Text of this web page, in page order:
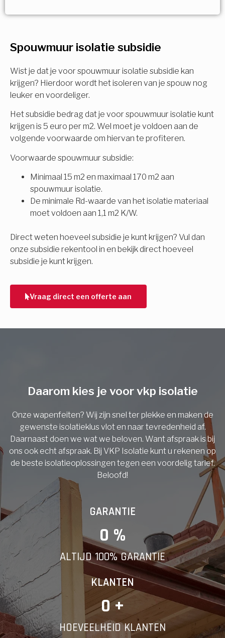
Spouwmuur isolatie subsidie
Wist je dat je voor spouwmuur isolatie subsidie kan
krijgen? Hierdoor wordt het isoleren van je spouw nog
leuker en voordeliger.
Het subsidie bedrag dat je voor spouwmuur isolatie kunt
krijgen is 5 euro per m2. Wel moet je voldoen aan de
volgende voorwaarde om hiervan te profiteren.
Voorwaarde spouwmuur subsidie:
Minimaal 15 m2 en maximaal 170 m2 aan
spouwmuur isolatie.
De minimale Rd-waarde van het isolatie materiaal
moet voldoen aan 1,1 m2 K/W.
Direct weten hoeveel subsidie je kunt krijgen? Vul dan
onze subsidie rekentool in en bekijk direct hoeveel
subsidie je kunt krijgen.
Vraag direct een offerte aan
Meerdere keuzes mogelijk
Isolatiemaatregel
Spouwisolatie
Vloerisolatie
Dakisolatie
Gevelisolatie
Vorige
subsidie!
Vul uw gegevens in en ontvang nu direct uw
berekening per mail.
Voornaam
Achternaam
Vorige
Daarom kies je voor vkp isolatie
Onze wapenfeiten? Wij zijn snel ter plekke en maken de
gewenste isolatieklus vlot en naar tevredenheid af.
Daarnaast doen we wat we beloven. Want afspraak is bij
ons ook echt afspraak. Bij VKP Isolatie kunt u rekenen op
de beste isolatieoplossingen tegen een voordelig tarief.
Beloofd!
GARANTIE
0 %
ALTIJD 100% GARANTIE
KLANTEN
0 +
HOEVEELHEID KLANTEN